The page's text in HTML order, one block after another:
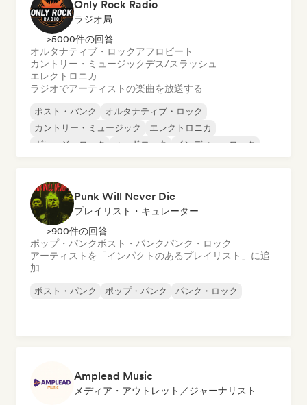
Only Rock Radio
ラジオ局
>5000件の回答
オルタナティブ・ロックアフロビート
カントリー・ミュージックデス/スラッシュ
エレクトロニカ
ラジオでアーティストの楽曲を放送する
ポスト・パンク
オルタナティブ・ロック
カントリー・ミュージック
エレクトロニカ
ガレージ・ロック
ハードロック
インディー・ロック
Punk Will Never Die
プレイリスト・キュレーター
>900件の回答
ポップ・パンクポスト・パンクパンク・ロック
アーティストを「インパクトのあるプレイリスト」に追
加
ポスト・パンク ポップ・パンク パンク・ロック
Amplead Music
メディア・アウトレット／ジャーナリスト